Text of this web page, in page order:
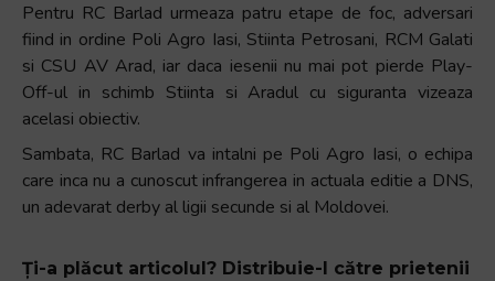
Pentru RC Barlad urmeaza patru etape de foc, adversari
fiind in ordine Poli Agro Iasi, Stiinta Petrosani, RCM Galati
si CSU AV Arad, iar daca iesenii nu mai pot pierde Play-
Off-ul in schimb Stiinta si Aradul cu siguranta vizeaza
acelasi obiectiv.
Sambata, RC Barlad va intalni pe Poli Agro Iasi, o echipa
care inca nu a cunoscut infrangerea in actuala editie a DNS,
un adevarat derby al ligii secunde si al Moldovei.
Ți-a plăcut articolul? Distribuie-l către prietenii